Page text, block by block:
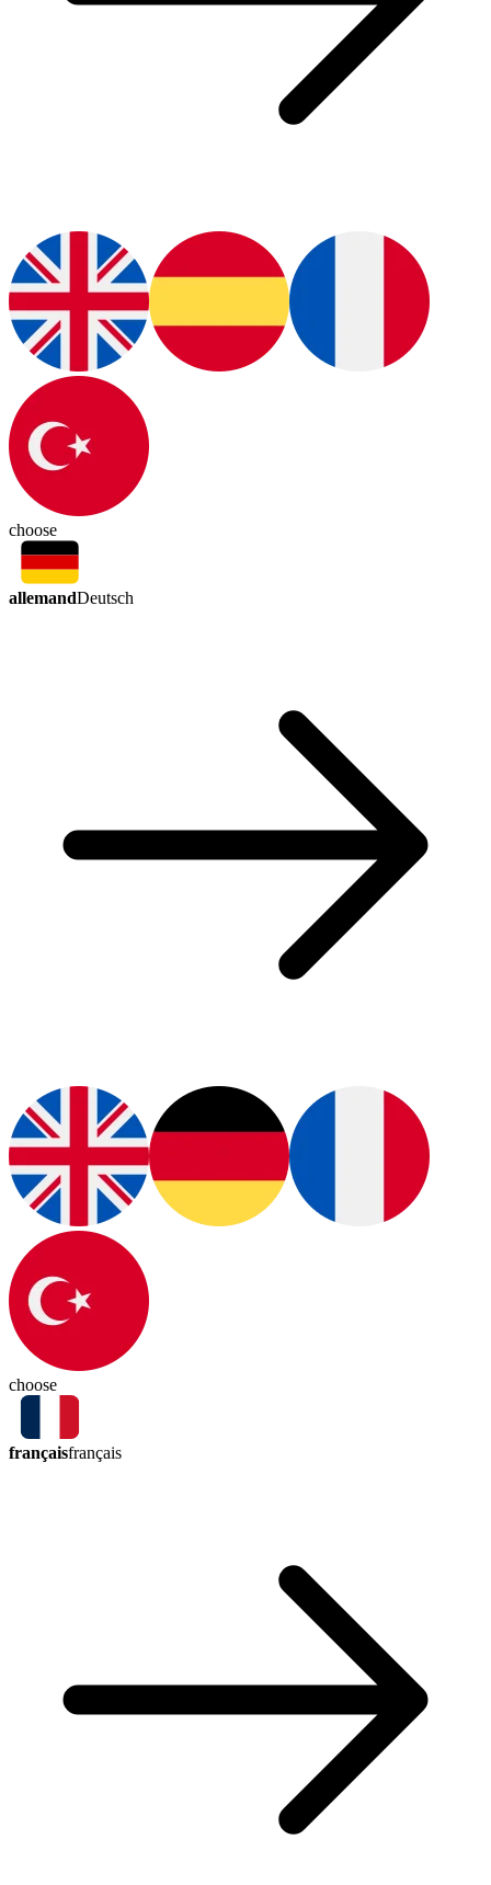
choose
allemandDeutsch
choose
françaisfrançais